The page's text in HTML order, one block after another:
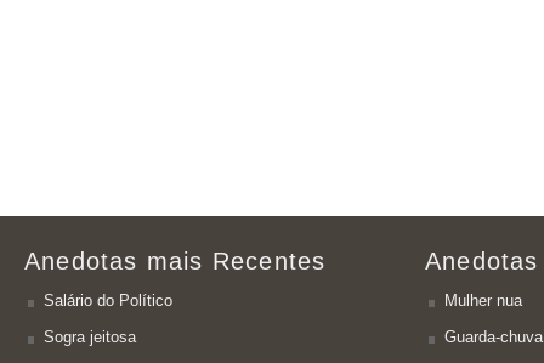
Anedotas mais Recentes
Salário do Político
Sogra jeitosa
Mulher nua
Guarda-